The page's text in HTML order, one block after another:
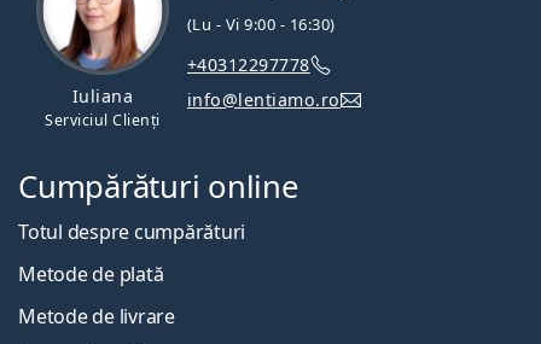
Iuliana
Serviciul Clienți
(Lu - Vi 9:00 - 16:30)
+40312297778
info@lentiamo.ro
Cumpărături online
Totul despre cumpărături
Metode de plată
Metode de livrare